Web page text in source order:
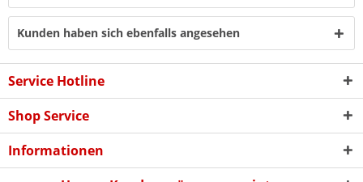
Kunden haben sich ebenfalls angesehen
Service Hotline
Shop Service
Informationen